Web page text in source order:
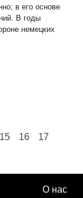
в его основе
В годы
немецких
15 16 17
О нас